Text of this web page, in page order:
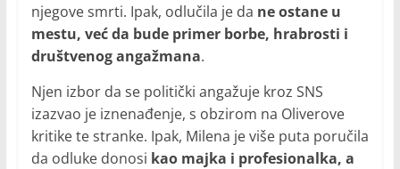
njegove smrti. Ipak, odlučila je da ne ostane u
mestu, već da bude primer borbe, hrabrosti i
društvenog angažmana.
Njen izbor da se politički angažuje kroz SNS
izazvao je iznenađenje, s obzirom na Oliverove
kritike te stranke. Ipak, Milena je više puta poručila
da odluke donosi kao majka i profesionalka, a